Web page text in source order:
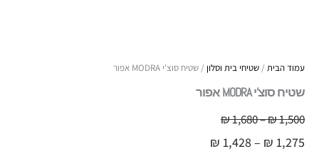
עמוד הבית / שטיחי בית וסלון / שטיח סוצ'י MODRA אפור
שטיח סוצ'י MODRA אפור
₪1,500
–
₪1,680 טווח
מחירים:
₪ 1,275
–
₪ 1,428